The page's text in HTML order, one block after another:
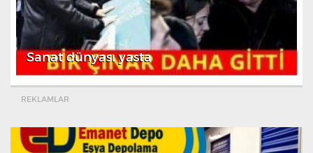
Sanat dünyası yasta
REKLAMLAR